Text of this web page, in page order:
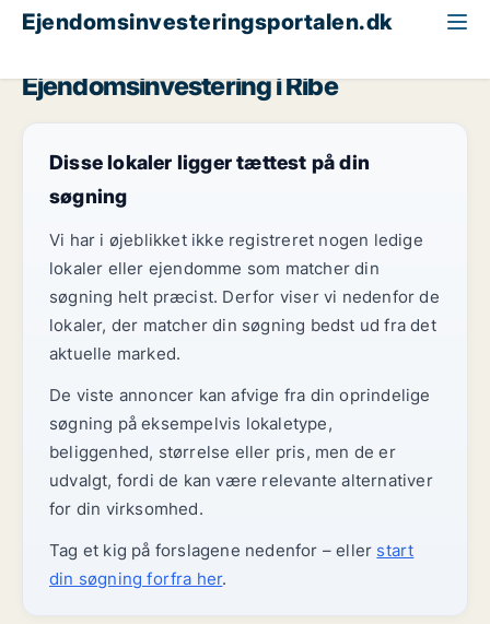
Ejendomsinvesteringsportalen.dk
Ejendomsinvestering i Ribe
Disse lokaler ligger tættest på din
søgning
Vi har i øjeblikket ikke registreret nogen ledige
lokaler eller ejendomme som matcher din
søgning helt præcist. Derfor viser vi nedenfor de
lokaler, der matcher din søgning bedst ud fra det
aktuelle marked.
De viste annoncer kan afvige fra din oprindelige
søgning på eksempelvis lokaletype,
beliggenhed, størrelse eller pris, men de er
udvalgt, fordi de kan være relevante alternativer
for din virksomhed.
Tag et kig på forslagene nedenfor – eller start
din søgning forfra her.